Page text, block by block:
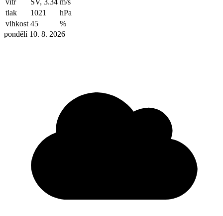
tlak
1021
hPa
vlhkost 45
%
pondělí 10. 8. 2026